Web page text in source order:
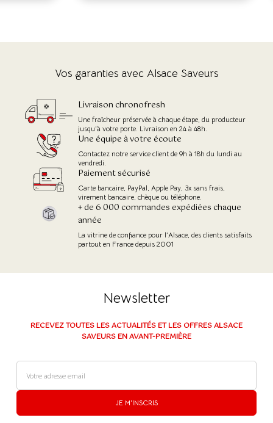
Vos garanties avec Alsace Saveurs
Livraison chronofresh
Une fraîcheur préservée à chaque étape, du producteur
jusqu'à votre porte. Livraison en 24 à 48h.
Une équipe à votre écoute
Contactez notre service client de 9h à 18h du lundi au
vendredi.
Paiement sécurisé
Carte bancaire, PayPal, Apple Pay, 3x sans frais,
virement bancaire, chèque ou téléphone.
+ de 6 000 commandes expédiées chaque
année
La vitrine de confiance pour l’Alsace, des clients satisfaits
partout en France depuis 2001
Newsletter
RECEVEZ TOUTES LES ACTUALITÉS ET LES OFFRES ALSACE
SAVEURS EN AVANT-PREMIÈRE
JE M'INSCRIS